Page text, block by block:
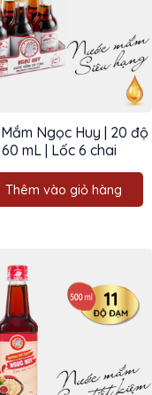
Ngọc Huy | 20 độ
mL | Lốc 6 chai
Thêm vào giỏ hàng